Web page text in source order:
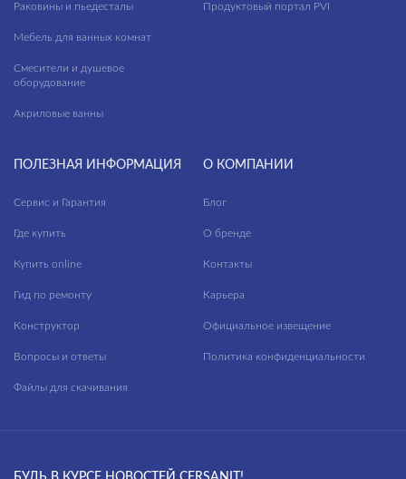
Раковины и пьедесталы
Мебель для ванных комнат
Смесители и душевое
оборудование
Акриловые ванны
Продуктовый портал PVI
ПОЛЕЗНАЯ ИНФОРМАЦИЯ
Сервис и Гарантия
Где купить
Купить online
Гид по ремонту
Конструктор
Вопросы и ответы
Файлы для скачивания
О КОМПАНИИ
Блог
О бренде
Контакты
Карьера
Официальное извещение
Политика конфиденциальности